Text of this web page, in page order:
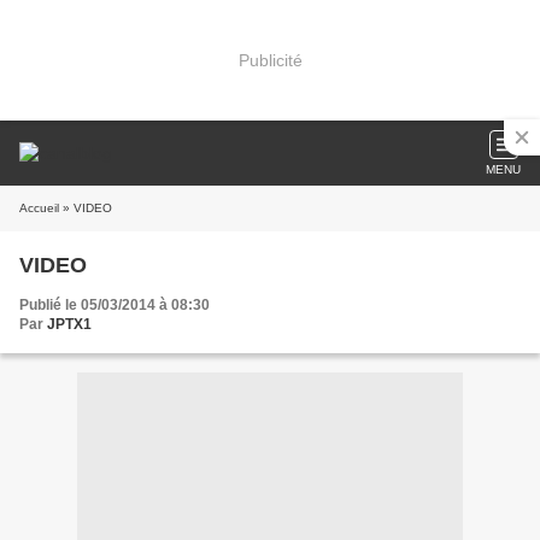
Publicité
MENU
Accueil » VIDEO
VIDEO
Publié le 05/03/2014 à 08:30
Par JPTX1